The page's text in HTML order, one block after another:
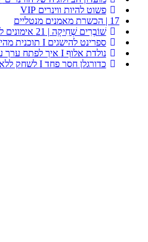
פשוט להיות ווינרים VIP
17 | הכשרת מאמנים מנטליים
שׁוֹבְרִים שְׁחִיקָה | 21 אימונים ליציאה משחיקה ועומס נפשי לעבר התחדשות וצמיחה במנוחה
ספרינט להישגים I תוכנית מהירה לתוצאות יומיות מקסימליות
נולדת אלוף I איך לפתח ערך עצמי ללא תלות בתוצאות, הספר
כדורגלן חסר פחד I לשחק ללא מעצורים, הספר